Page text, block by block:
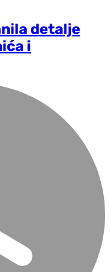
detalje
i